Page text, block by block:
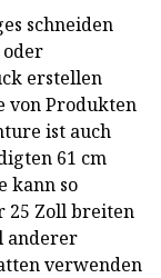
schneiden
oder
erstellen
von Produkten
ist auch
61 cm
kann so
25 Zoll breiten
anderer
verwenden